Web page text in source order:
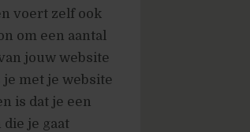
voert zelf ook
om een aantal
jouw website
met je website
is dat je een
je gaat